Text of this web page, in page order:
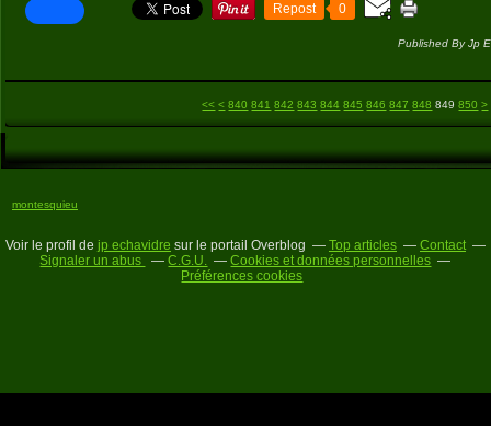
Repost 0
Published By Jp
<< < 800
810
820
830
840 841 842 843 844 845 846 847 848 849 850 >
montesquieu
Voir le profil de jp echavidre sur le portail Overblog Top articles
Contact
Signaler un abus
C.G.U.
Cookies et données personnelles
Préférences cookies